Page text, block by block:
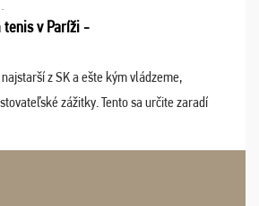
tenis v Paríži -
z SK a ešte kým vládzeme,
zážitky. Tento sa určite zaradí
šefík Meďo, dobrá parti ...